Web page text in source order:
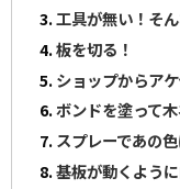
工具が無い！そ
板を切る！
ショップからア
ボンドを塗って
スプレーであの
基板が動くよう